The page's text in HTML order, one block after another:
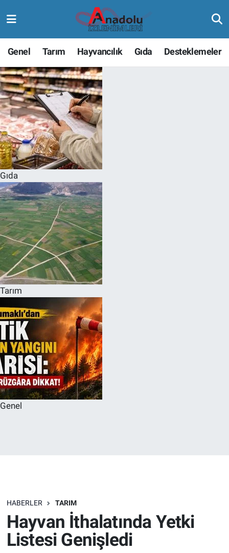
Genel Tarım Hayvancılık Gıda Desteklemeler
Gıda
Tarım
Genel
HABERLER TARIM
Hayvan İthalatında Yetki
Listesi Genişledi